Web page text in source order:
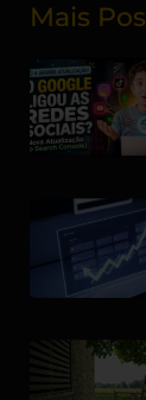
Mais